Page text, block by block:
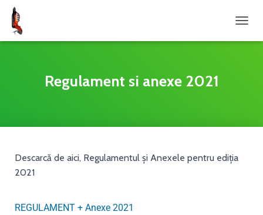
Regulament si anexe 2021
Descarcă de aici, Regulamentul și Anexele pentru ediția
2021
REGULAMENT + Anexe 2021